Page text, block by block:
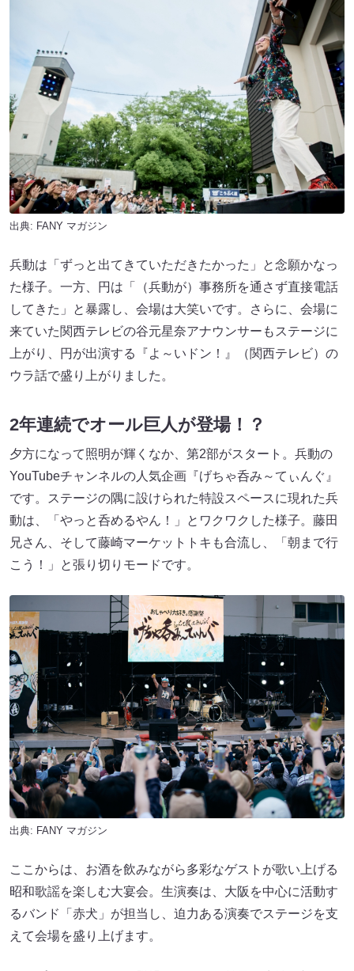
出典: FANY マガジン
兵動は「ずっと出てきていただきたかった」と念願かなっ
た様子。一方、円は「（兵動が）事務所を通さず直接電話
してきた」と暴露し、会場は大笑いです。さらに、会場に
来ていた関西テレビの谷元星奈アナウンサーもステージに
上がり、円が出演する『よ～いドン！』（関西テレビ）の
ウラ話で盛り上がりました。
2年連続でオール巨人が登場！？
夕方になって照明が輝くなか、第2部がスタート。兵動の
YouTubeチャンネルの人気企画『げちゃ呑み～てぃんぐ』
です。ステージの隅に設けられた特設スペースに現れた兵
動は、「やっと呑めるやん！」とワクワクした様子。藤田
兄さん、そして藤崎マーケットトキも合流し、「朝まで行
こう！」と張り切りモードです。
出典: FANY マガジン
ここからは、お酒を飲みながら多彩なゲストが歌い上げる
昭和歌謡を楽しむ大宴会。生演奏は、大阪を中心に活動す
るバンド「赤犬」が担当し、迫力ある演奏でステージを支
えて会場を盛り上げます。